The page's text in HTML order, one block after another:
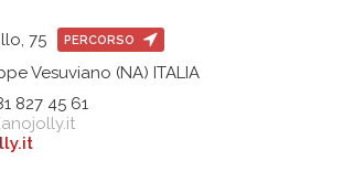
75 PERCORSO
Vesuviano (NA) ITALIA
827 45 61